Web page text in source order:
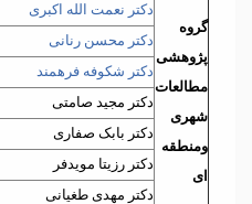
گروه
پژوهشی
مطالعات
شهری
ومنطقه
ای
دکتر نعمت الله اکبری
دکتر محسن رنانی
دکتر شکوفه فرهمند
دکتر مجید صامتی
دکتر بابک صفاری
دکتر رزیتا مویدفر
دکتر مهدی طغیانی